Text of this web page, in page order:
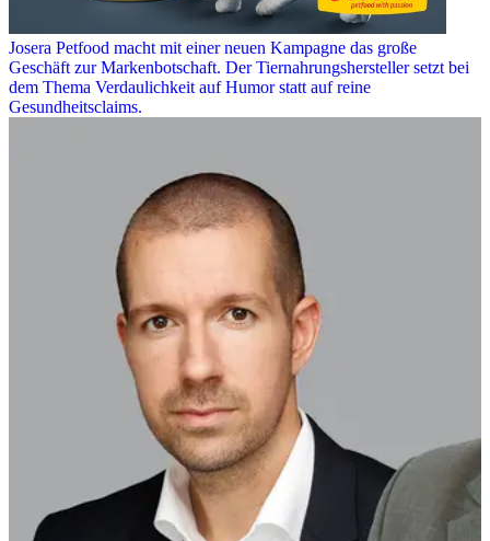
Josera Petfood macht mit einer neuen Kampagne das große
Geschäft zur Markenbotschaft. Der Tiernahrungshersteller setzt bei
dem Thema Verdaulichkeit auf Humor statt auf reine
Gesundheitsclaims.